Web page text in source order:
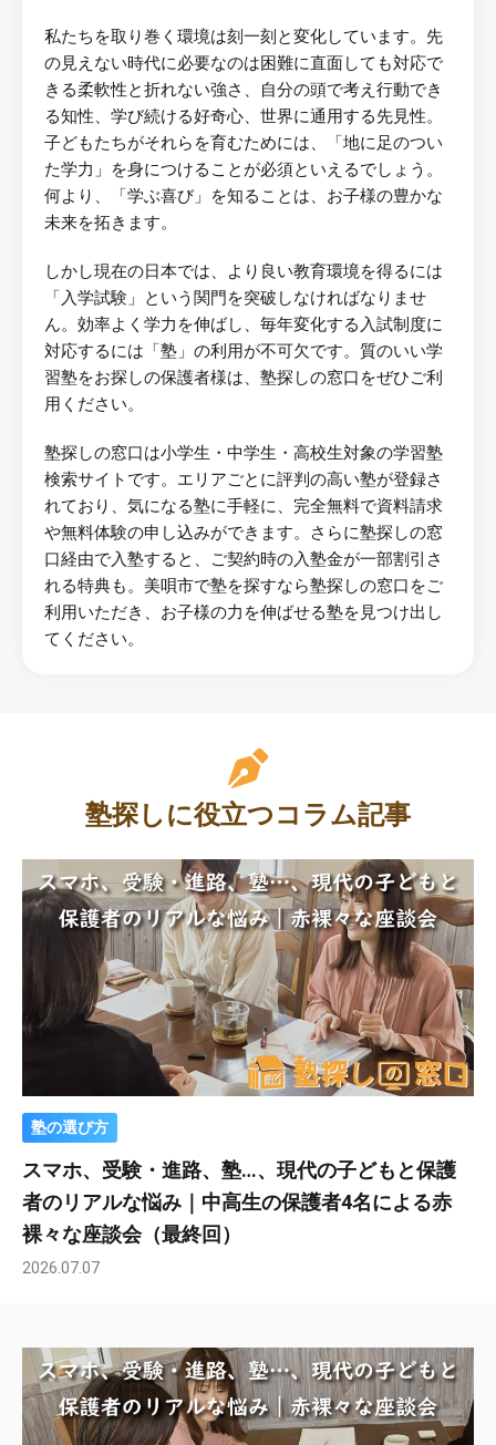
私たちを取り巻く環境は刻一刻と変化しています。先
の見えない時代に必要なのは困難に直面しても対応で
きる柔軟性と折れない強さ、自分の頭で考え行動でき
る知性、学び続ける好奇心、世界に通用する先見性。
子どもたちがそれらを育むためには、「地に足のつい
た学力」を身につけることが必須といえるでしょう。
何より、「学ぶ喜び」を知ることは、お子様の豊かな
未来を拓きます。
しかし現在の日本では、より良い教育環境を得るには
「入学試験」という関門を突破しなければなりませ
ん。効率よく学力を伸ばし、毎年変化する入試制度に
対応するには「塾」の利用が不可欠です。質のいい学
習塾をお探しの保護者様は、塾探しの窓口をぜひご利
用ください。
塾探しの窓口は小学生・中学生・高校生対象の学習塾
検索サイトです。エリアごとに評判の高い塾が登録さ
れており、気になる塾に手軽に、完全無料で資料請求
や無料体験の申し込みができます。さらに塾探しの窓
口経由で入塾すると、ご契約時の入塾金が一部割引さ
れる特典も。美唄市で塾を探すなら塾探しの窓口をご
利用いただき、お子様の力を伸ばせる塾を見つけ出し
てください。
塾探しに役立つコラム記事
塾の選び方
スマホ、受験・進路、塾…、現代の子どもと保護
者のリアルな悩み｜中高生の保護者4名による赤
裸々な座談会（最終回）
2026.07.07